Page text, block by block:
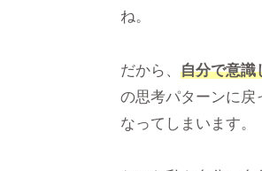
ね。
だから、 自分で意識
の思考パターンに戻
なってしまいます。